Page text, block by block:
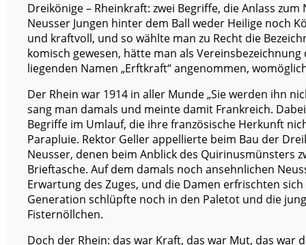
Dreikönige – Rheinkraft: zwei Begriffe, die Anlass
Neusser Jungen hinter dem Ball weder Heilige noch
und kraftvoll, und so wählte man zu Recht die
komisch gewesen, hätte man als
liegenden Namen „Erftkraft“ angenommen,
Der Rhein war 1914 in aller Munde „Sie werden ihn
sang man damals und meinte damit Frankreich.
Begriffe im Umlauf, die ihre französische Herkunft
Parapluie. Rektor Geller appellierte beim Bau der
Neusser, denen beim Anblick des Quirinusmünsters
Brieftasche. Auf dem damals noch ansehnlichen
Erwartung des Zuges, und die Damen erfrischten
Generation schlüpfte noch in den Paletot und die
Fisternöllchen.
Doch der Rhein: das war Kraft, das war Mut, das war